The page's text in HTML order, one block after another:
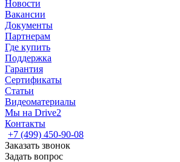
Новости
Вакансии
Документы
Партнерам
Где купить
Поддержка
Гарантия
Сертификаты
Статьи
Видеоматериалы
Мы на Drive2
Контакты
+7 (499) 450-90-08
Заказать звонок
Задать вопрос